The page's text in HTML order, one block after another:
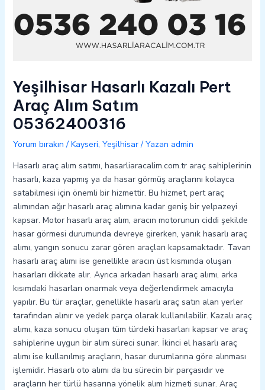
Yeşilhisar Hasarlı Kazalı Pert
Araç Alım Satım
05362400316
Yorum bırakın / Kayseri, Yeşilhisar/ Yazan admin
Hasarlı araç alım satımı, hasarliaracalim.com.tr araç sahiplerinin
hasarlı, kaza yapmış ya da hasar görmüş araçlarını kolayca
satabilmesi için önemli bir hizmettir. Bu hizmet, pert araç
alımından ağır hasarlı araç alımına kadar geniş bir yelpazeyi
kapsar. Motor hasarlı araç alım, aracın motorunun ciddi şekilde
hasar görmesi durumunda devreye girerken, yanık hasarlı araç
alımı, yangın sonucu zarar gören araçları kapsamaktadır. Tavan
hasarlı araç alımı ise genellikle aracın üst kısmında oluşan
hasarları dikkate alır. Ayrıca arkadan hasarlı araç alımı, arka
kısımdaki hasarları onarmak veya değerlendirmek amacıyla
yapılır. Bu tür araçlar, genellikle hasarlı araç satın alan yerler
tarafından alınır ve yedek parça olarak kullanılabilir. Kazalı araç
alımı, kaza sonucu oluşan tüm türdeki hasarları kapsar ve araç
sahiplerine uygun bir alım süreci sunar. İkinci el hasarlı araç
alımı ise kullanılmış araçların, hasar durumlarına göre alınması
işlemidir. Hasarlı oto alımı da bu sürecin bir parçasıdır ve
araçların her türlü hasarına yönelik alım hizmeti sunar. Araç